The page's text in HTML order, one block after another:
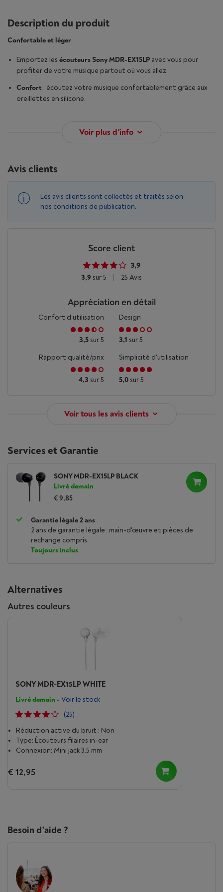
Description du produit
Confortable et léger
Emportez les écouteurs Sony MDR-EX15LP avec vous pour
profiter de votre musique partout où vous allez.
Confort : écoutez votre musique confortablement grâce aux
oreillettes en silicone.
Voir plus d'info
Avis clients
Les avis clients sont collectés et traités selon
nos conditions de publication.
Score client
3,9
3,9 sur 5 25 Avis
Appréciation en détail
Confort d'utilisation
3,5 sur 5
Design
3,1 sur 5
Rapport qualité/prix
4,3 sur 5
Simplicité d'utilisation
5,0 sur 5
Voir tous les avis clients
Services et Garantie
SONY MDR-EX15LP BLACK
Livré demain
€ 9,85
Garantie légale 2 ans
2 ans de garantie légale : main-d'œuvre et pièces de
rechange compris.
Toujours inclus
Alternatives
Autres couleurs
SONY MDR-EX15LP WHITE
Livré demain - Voir le stock
(25)
Réduction active du bruit : Non
Type: Écouteurs filaires in-ear
Connexion: Mini jack 3.5 mm
€ 12,95
Besoin d'aide ?